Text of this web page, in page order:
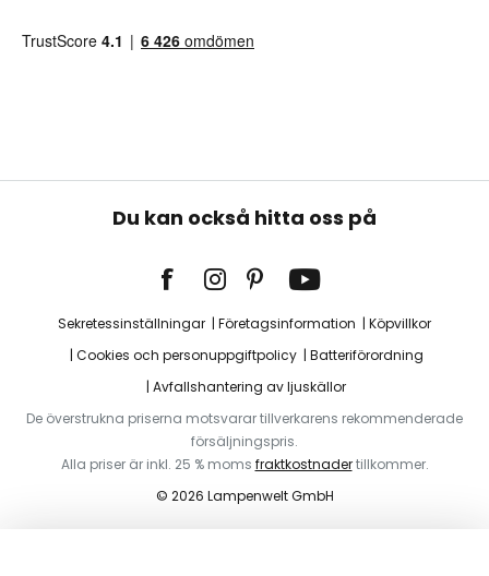
Du kan också hitta oss på
Sekretessinställningar Företagsinformation
Köpvillkor
Cookies och personuppgiftpolicy
Batteriförordning
Avfallshantering av ljuskällor
De överstrukna priserna motsvarar tillverkarens rekommenderade
försäljningspris.
Alla priser är inkl. 25 % moms fraktkostnadertillkommer.
© 2026 Lampenwelt GmbH